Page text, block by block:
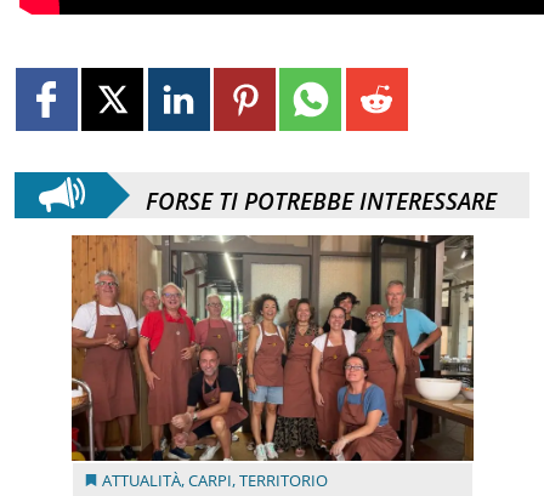
FORSE TI POTREBBE INTERESSARE
ATTUALITÀ,CARPI,TERRITORIO